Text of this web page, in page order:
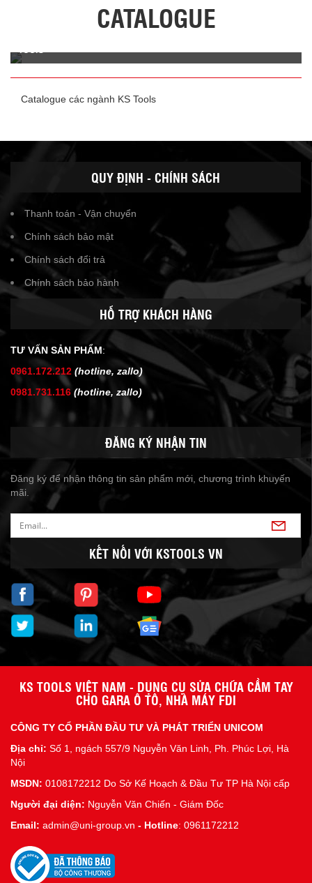
CATALOGUE
0961172212
Catalogue các ngành KS Tools
QUY ĐỊNH - CHÍNH SÁCH
Thanh toán - Vận chuyển
Chính sách bảo mật
Chính sách đổi trả
Chính sách bảo hành
HỖ TRỢ KHÁCH HÀNG
TƯ VẤN SẢN PHẨM:
0961.172.212 (hotline, zallo)
0981.731.116 (hotline, zallo)
ĐĂNG KÝ NHẬN TIN
Đăng ký để nhận thông tin sản phẩm mới, chương trình khuyến
mãi.
KẾT NỐI VỚI KSTOOLS VN
KS TOOLS VIỆT NAM - DỤNG CỤ SỬA CHỮA CẦM TAY
CHO GARA Ô TÔ, NHÀ MÁY FDI
CÔNG TY CỔ PHẦN ĐẦU TƯ VÀ PHÁT TRIỂN UNICOM
Địa chỉ: Số 1, ngách 557/9 Nguyễn Văn Linh, Ph. Phúc Lợi, Hà
Nội
MSDN: 0108172212 Do Sở Kế Hoạch & Đầu Tư TP Hà Nội cấp
Người đại diện: Nguyễn Văn Chiến - Giám Đốc
Email: admin@uni-group.vn - Hotline: 0961172212